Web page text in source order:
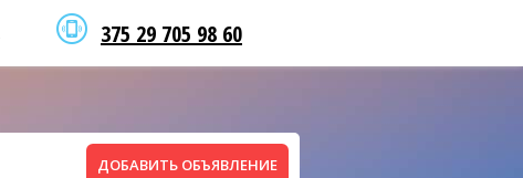
375 29 705 98 60
ДОБАВИТЬ ОБЪЯВЛЕНИЕ